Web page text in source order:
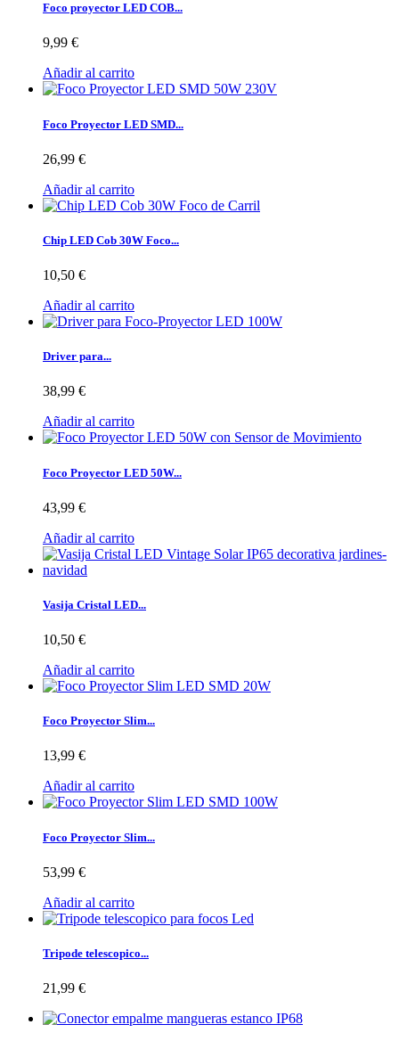
Foco proyector LED COB...
9,99 €
Añadir al carrito
Foco Proyector LED SMD...
26,99 €
Añadir al carrito
Chip LED Cob 30W Foco...
10,50 €
Añadir al carrito
Driver para...
38,99 €
Añadir al carrito
Foco Proyector LED 50W...
43,99 €
Añadir al carrito
Vasija Cristal LED...
10,50 €
Añadir al carrito
Foco Proyector Slim...
13,99 €
Añadir al carrito
Foco Proyector Slim...
53,99 €
Añadir al carrito
Tripode telescopico...
21,99 €